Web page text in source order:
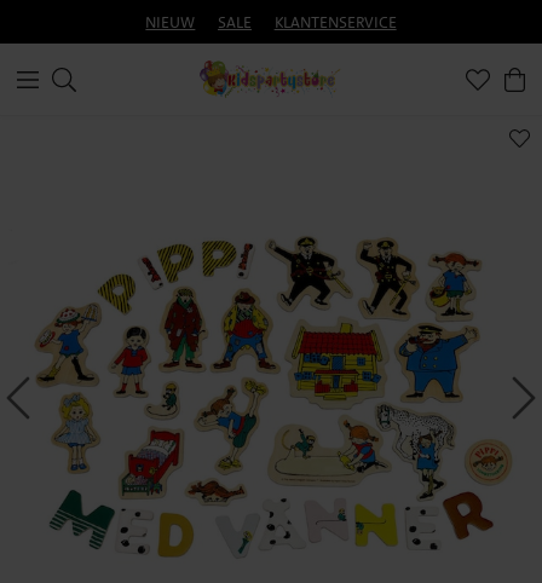
NIEUW SALE KLANTENSERVICE